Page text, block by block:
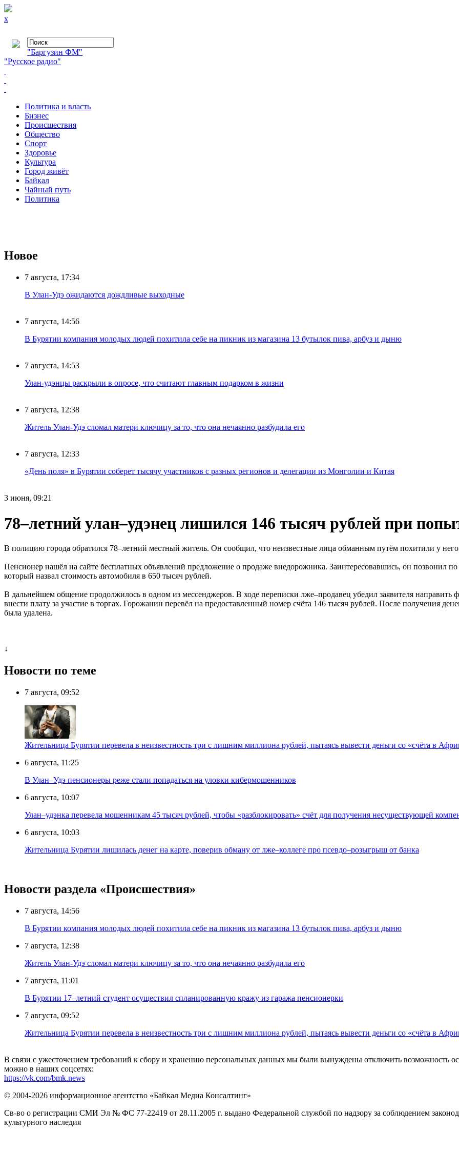
x
"Баргузин ФМ"
"Русское радио"
Политика и власть
Бизнес
Происшествия
Общество
Cпорт
Здоровье
Культура
Город живёт
Байкал
Чайный путь
Политика
Новое
7 августа, 17:34
В Улан-Удэ ожидаются дождливые выходные
7 августа, 14:56
В Бурятии компания молодых людей похитила себе на пикник из магазина 13 бутылок пива, арбуз и дыню
7 августа, 14:53
Улан-удэнцы раскрыли в опросе, что считают главным подарком в жизни
7 августа, 12:38
Житель Улан-Удэ сломал матери ключицу за то, что она нечаянно разбудила его
7 августа, 12:33
«День поля» в Бурятии соберет тысячу участников с разных регионов и делегации из Монголии и Китая
3 июня, 09:21
78–летний улан–удэнец лишился 146 тысяч рублей при
В полицию города обратился 78–летний местный житель. Он сообщил, что неизвестные лица обманным путём похитили у него
Пенсионер нашёл на сайте бесплатных объявлений предложение о продаже внедорожника. Заинтересовавшись, он позвонил
который назвал стоимость автомобиля в 650 тысяч рублей.
В дальнейшем общение продолжилось в одном из мессенджеров. В ходе переписки лже–продавец убедил заявителя направить
внести плату за участие в торгах. Горожанин перевёл на предоставленный номер счёта 146 тысяч рублей. После получения
была удалена.
↓
Новости по теме
7 августа, 09:52
Жительница Бурятии перевела в неизвестность три с лишним миллиона рублей, пытаясь вывести деньги со «счёта в
6 августа, 11:25
В Улан–Удэ пенсионеры реже стали попадаться на уловки кибермошенников
6 августа, 10:07
Улан–удэнка перевела мошенникам 45 тысяч рублей, чтобы «разблокировать» счёт для получения несуществующей
6 августа, 10:03
Жительница Бурятии лишилась денег на карте, поверив обману от лже–коллеге про псевдо–розыгрыш от банка
Новости раздела «Происшествия»
7 августа, 14:56
В Бурятии компания молодых людей похитила себе на пикник из магазина 13 бутылок пива, арбуз и дыню
7 августа, 12:38
Житель Улан-Удэ сломал матери ключицу за то, что она нечаянно разбудила его
7 августа, 11:01
В Бурятии 17–летний студент осуществил спланированную кражу из гаража пенсионерки
7 августа, 09:52
Жительница Бурятии перевела в неизвестность три с лишним миллиона рублей, пытаясь вывести деньги со «счёта в
В связи с ужесточением требований к сбору и хранению персональных данных мы были вынуждены отключить возможность
можно в наших соцсетях:
https://vk.com/bmk.news
© 2004-2026 информационное агентство «Байкал Медиа Консалтинг»
Св-во о регистрации СМИ Эл № ФС 77-22419 от 28.11.2005 г. выдано Федеральной службой по надзору за соблюдением
культурного наследия